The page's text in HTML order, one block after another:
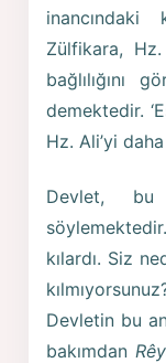
inancındaki
Zülfikara, Hz.
bağlılığını
demektedir.
Hz. Ali’yi
Devlet,
kılardı. Siz
Devletin bu
bakımdan